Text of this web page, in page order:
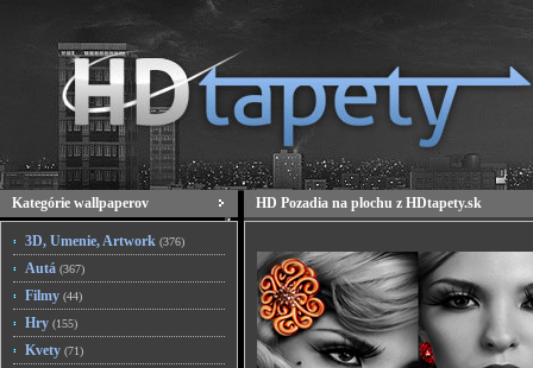
Kategórie wallpaperov
3D, Umenie, Artwork (376)
Autá (367)
Filmy (44)
Hry (155)
Kvety (71)
HD Pozadia na plochu z HDtapety.sk